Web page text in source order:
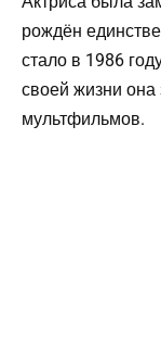
рождён
стало в 1986
своей жизни она
мультфильмов.